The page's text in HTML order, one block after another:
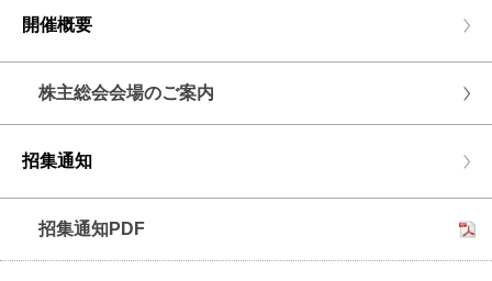
開催概要
株主総会会場のご案内
招集通知
招集通知PDF